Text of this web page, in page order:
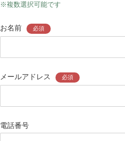
※複数選択可能です
お名前 必須
メールアドレス 必須
電話番号